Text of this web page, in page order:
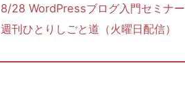
8/28 WordPressブログ入門セミナー
週刊ひとりしごと道（火曜日配信）